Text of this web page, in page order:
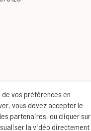
vos préférences en
vous devez accepter le
partenaires, ou cliquer sur
la vidéo directement